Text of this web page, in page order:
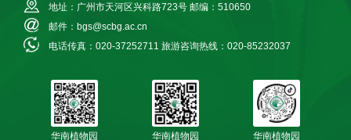
地址：广州市天河区兴科路723号 邮编：510650
邮件：bgs@scbg.ac.cn
电话传真：020-37252711 旅游咨询热线：020-85232037
华南植物园 华南植物园 华南植物园